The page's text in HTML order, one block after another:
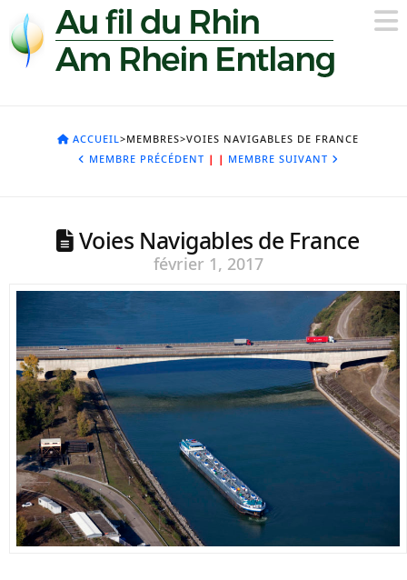
ACCUEIL>MEMBRES>VOIES NAVIGABLES DE FRANCE
MEMBRE PRÉCÉDENT | | MEMBRE SUIVANT
Voies Navigables de France
février 1, 2017